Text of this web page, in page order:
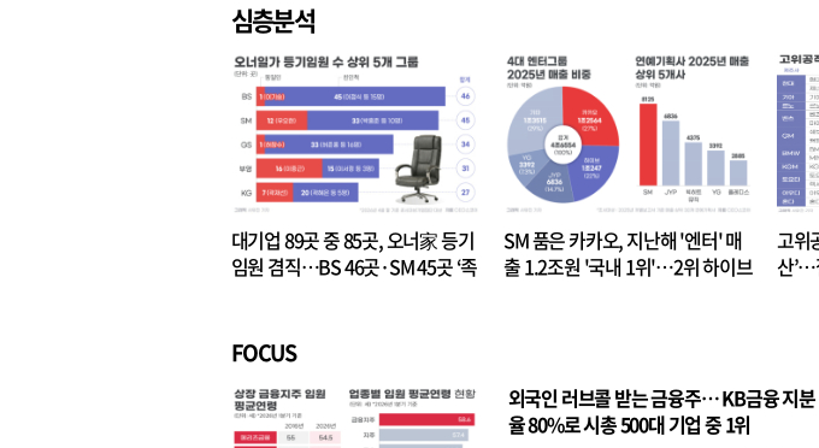
심층분석
대기업 89곳 중 85곳, 오너家 등기
임원 겸직…BS 46곳·SM 45곳 ‘족
SM 품은 카카오, 지난해 '엔터' 매
출 1.2조원 '국내 1위'…2위 하이브
고위
산’…
FOCUS
외국인 러브콜 받는 금융주… KB금융 지분
율 80%로 시총 500대 기업 중 1위